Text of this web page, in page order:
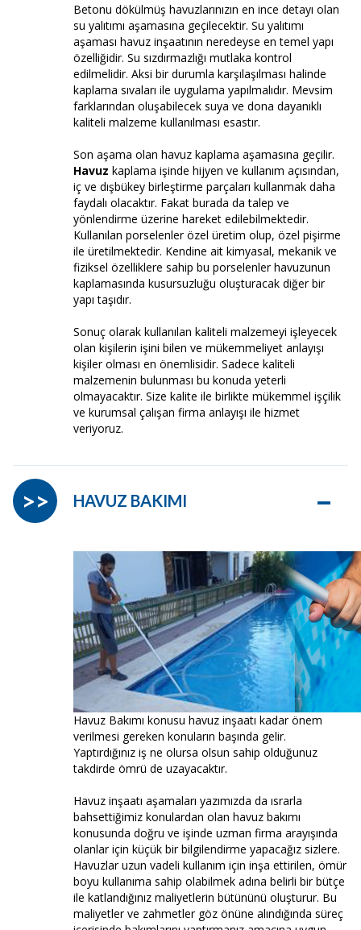
Betonu dökülmüş havuzlarınızın en ince detayı olan
su yalıtımı aşamasına geçilecektir. Su yalıtımı
aşaması havuz inşaatının neredeyse en temel yapı
özelliğidir. Su sızdırmazlığı mutlaka kontrol
edilmelidir. Aksi bir durumla karşılaşılması halinde
kaplama sıvaları ile uygulama yapılmalıdır. Mevsim
farklarından oluşabilecek suya ve dona dayanıklı
kaliteli malzeme kullanılması esastır.
Son aşama olan havuz kaplama aşamasına geçilir.
Havuz kaplama işinde hijyen ve kullanım açısından,
iç ve dışbükey birleştirme parçaları kullanmak daha
faydalı olacaktır. Fakat burada da talep ve
yönlendirme üzerine hareket edilebilmektedir.
Kullanılan porselenler özel üretim olup, özel pişirme
ile üretilmektedir. Kendine ait kimyasal, mekanik ve
fiziksel özelliklere sahip bu porselenler havuzunun
kaplamasında kusursuzluğu oluşturacak diğer bir
yapı taşıdır.
Sonuç olarak kullanılan kaliteli malzemeyi işleyecek
olan kişilerin işini bilen ve mükemmeliyet anlayışı
kişiler olması en önemlisidir. Sadece kaliteli
malzemenin bulunması bu konuda yeterli
olmayacaktır. Size kalite ile birlikte mükemmel işçilik
ve kurumsal çalışan firma anlayışı ile hizmet
veriyoruz.
HAVUZ BAKIMI –
>>
Havuz Bakımı konusu havuz inşaatı kadar önem
verilmesi gereken konuların başında gelir.
Yaptırdığınız iş ne olursa olsun sahip olduğunuz
takdirde ömrü de uzayacaktır.
Havuz inşaatı aşamaları yazımızda da ısrarla
bahsettiğimiz konulardan olan havuz bakımı
konusunda doğru ve işinde uzman firma arayışında
olanlar için küçük bir bilgilendirme yapacağız sizlere.
Havuzlar uzun vadeli kullanım için inşa ettirilen, ömür
boyu kullanıma sahip olabilmek adına belirli bir bütçe
ile katlandığınız maliyetlerin bütününü oluşturur. Bu
maliyetler ve zahmetler göz önüne alındığında süreç